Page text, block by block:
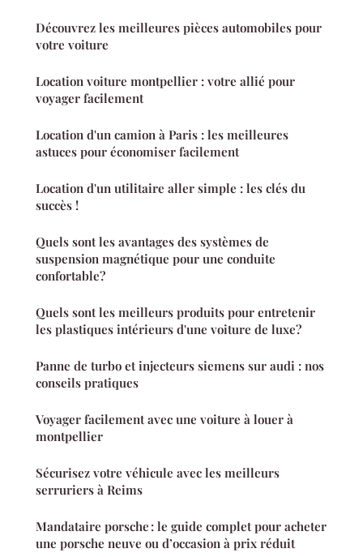
Découvrez les meilleures pièces automobiles pour
votre voiture
Location voiture montpellier : votre allié pour
voyager facilement
Location d'un camion à Paris : les meilleures
astuces pour économiser facilement
Location d'un utilitaire aller simple : les clés du
succès !
Quels sont les avantages des systèmes de
suspension magnétique pour une conduite
confortable?
Quels sont les meilleurs produits pour entretenir
les plastiques intérieurs d'une voiture de luxe?
Panne de turbo et injecteurs siemens sur audi : nos
conseils pratiques
Voyager facilement avec une voiture à louer à
montpellier
Sécurisez votre véhicule avec les meilleurs
serruriers à Reims
Mandataire porsche : le guide complet pour acheter
une porsche neuve ou d’occasion à prix réduit